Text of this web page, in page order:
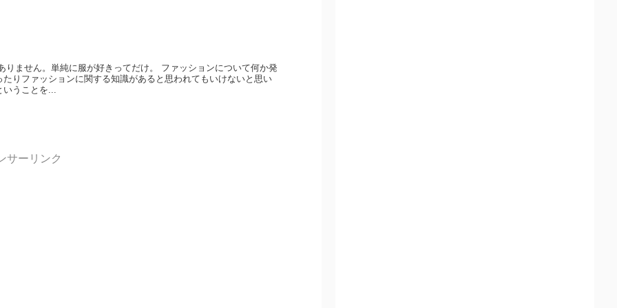
りません。単純に服が好きってだけ。 ファッションについて何か発
たりファッションに関する知識があると思われてもいけないと思い
いうことを...
サーリンク